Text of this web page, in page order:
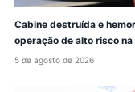
Cabine destruída e
operação de alto risco na
5 de agosto de 2026